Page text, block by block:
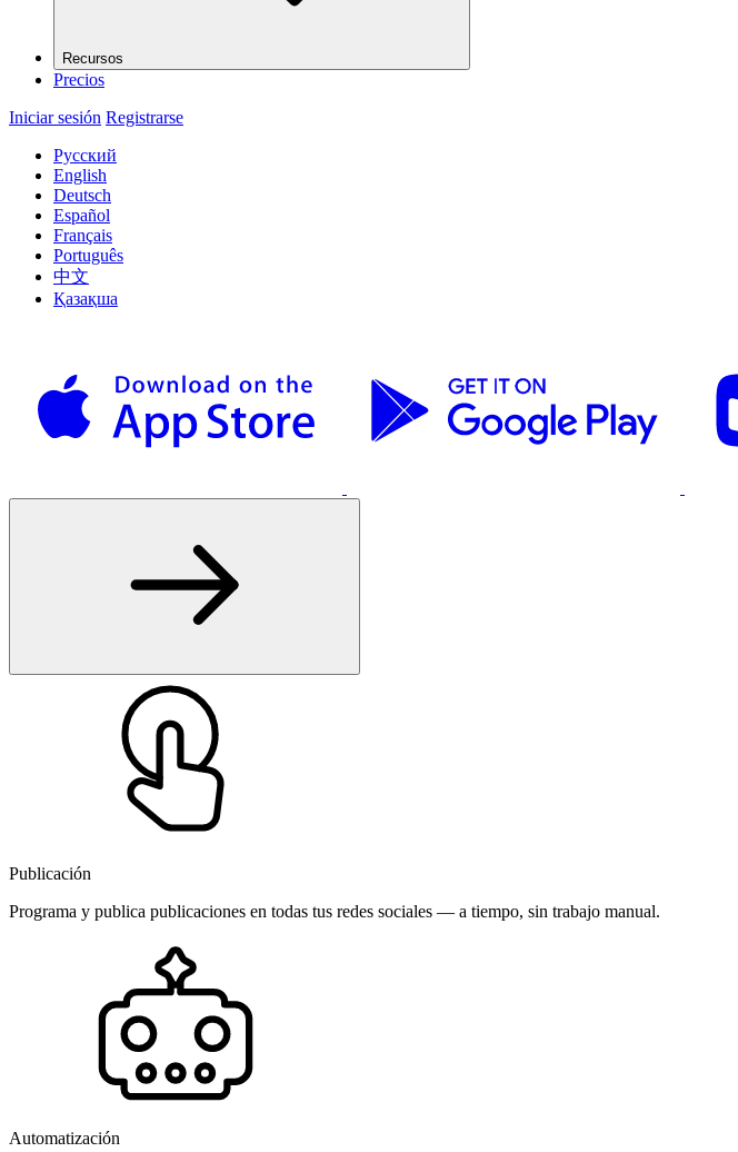
Recursos
Precios
Iniciar sesión Registrarse
Русский
English
Deutsch
Español
Français
Português
中文
Қазақша
Publicación
Programa y publica publicaciones en todas tus redes sociales — a tiempo, sin trabajo manual.
Automatización